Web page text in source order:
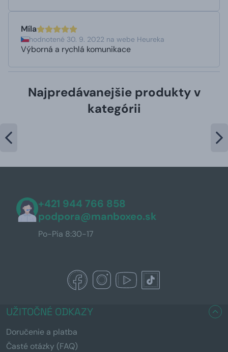
Míla
hodnotené 30. 9. 2022 na webe Heureka
Výborná a rychlá komunikace
Najpredávanejšie produkty v
kategórii
+421 944 766 858
podpora@manboxeo.sk
Po-Pia 8:30-17
UŽITOČNÉ ODKAZY
Doručenie a platba
Časté otázky (FAQ)